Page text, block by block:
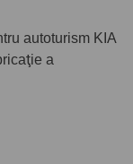
autoturism KIA
a